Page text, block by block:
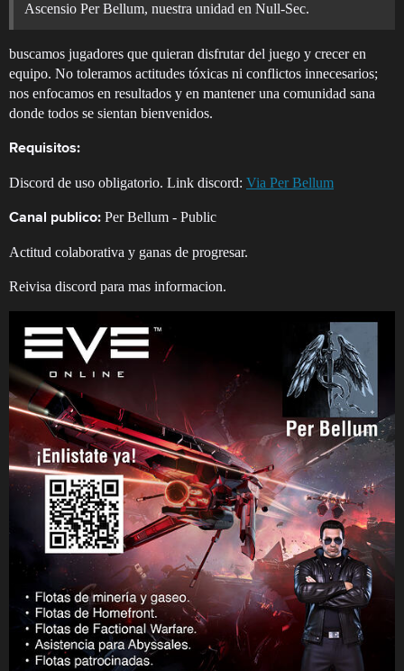
Ascensio Per Bellum, nuestra unidad en Null-Sec.
buscamos jugadores que quieran disfrutar del juego y crecer en
equipo. No toleramos actitudes tóxicas ni conflictos innecesarios;
nos enfocamos en resultados y en mantener una comunidad sana
donde todos se sientan bienvenidos.
Requisitos:
Discord de uso obligatorio. Link discord: Via Per Bellum
Canal publico: Per Bellum - Public
Actitud colaborativa y ganas de progresar.
Reivisa discord para mas informacion.